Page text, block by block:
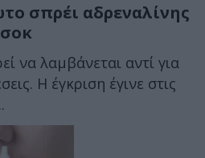
σπρέι αδρεναλίνης
να λαμβάνεται αντί για
Η έγκριση έγινε στις